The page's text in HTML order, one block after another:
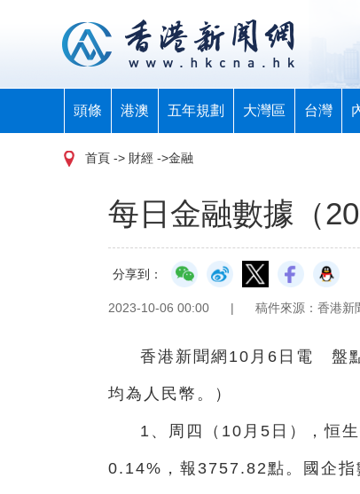
頭條 港澳 五年規劃 大灣區 台灣
首頁 -> 財經 ->金融
每日金融數據（
分享到：
2023-10-06 00:00 | 稿件來源：香港新
香港新聞網10月6日電 盤
均為人民幣。）
1、周四（10月5日），恒
0.14%，報3757.82點。國企